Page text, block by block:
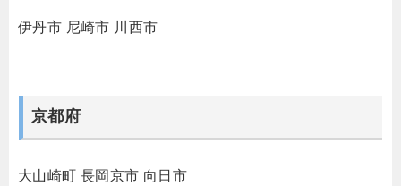
伊丹市 尼崎市 川西市
京都府
大山崎町 長岡京市 向日市